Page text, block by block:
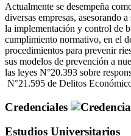
Actualmente se desempeña
diversas empresas, asesorando
la implementación y control de
cumplimiento normativo, en el
procedimientos para prevenir
sus modelos de prevención a
las leyes N°20.393 sobre
N°21.595 de Delitos
Credenciales
Estudios Universitarios